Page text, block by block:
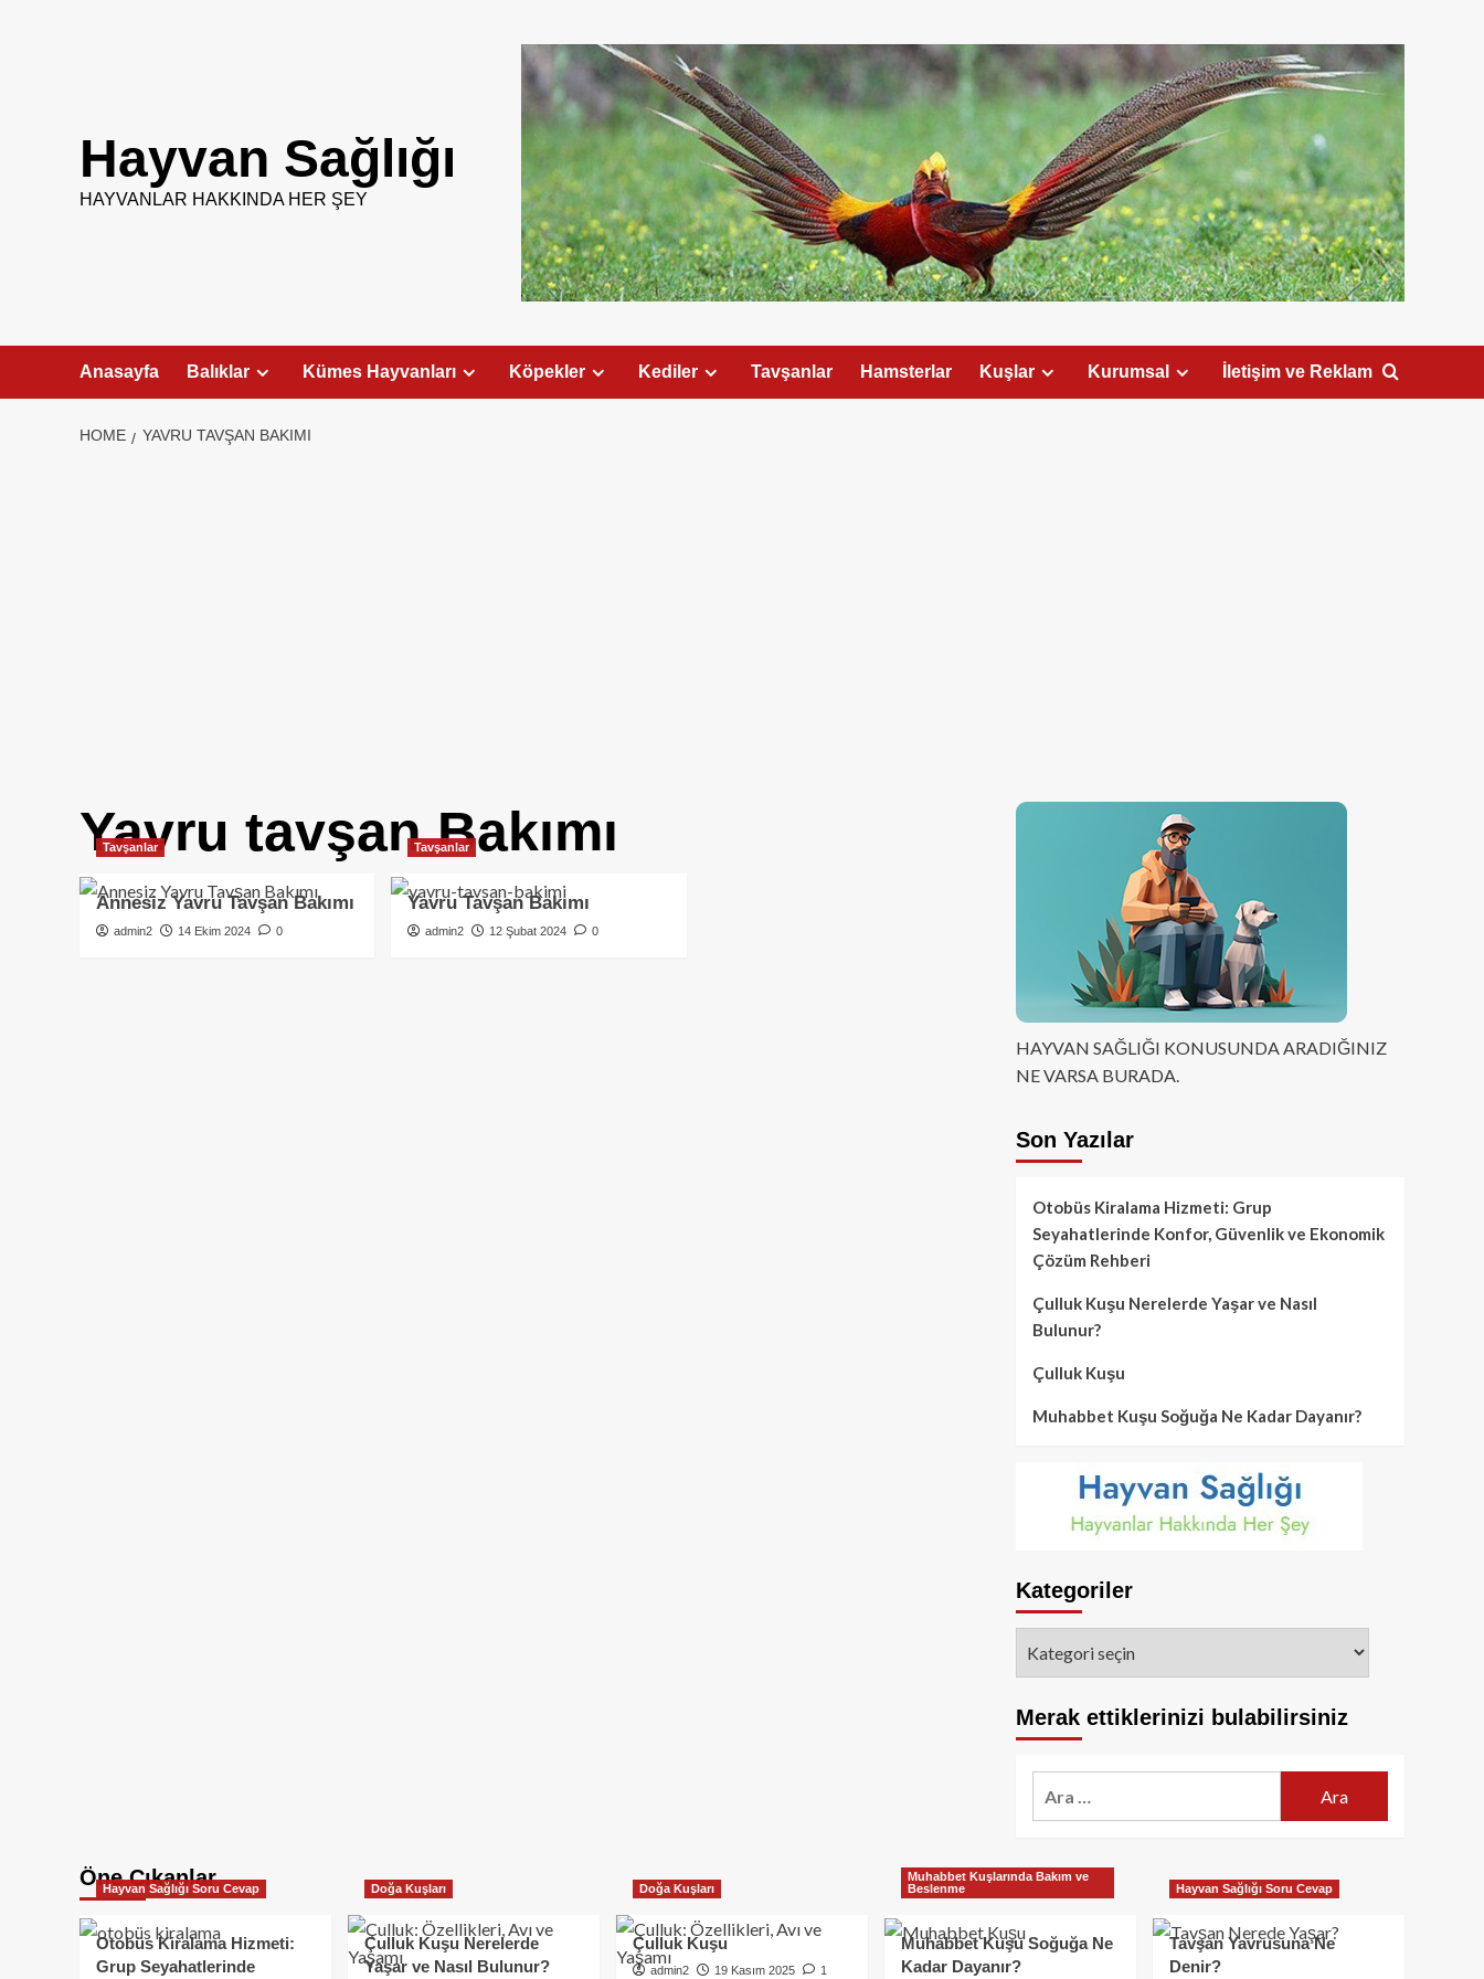
Hayvan Sağlığı
HAYVANLAR HAKKINDA HER ŞEY
Anasayfa Balıklar Kümes Hayvanları Köpekler Kediler Tavşanlar Hamsterlar Kuşlar Kurumsal İletişim ve Reklam
HOME YAVRU TAVŞAN BAKIMI
Yavru tavşan Bakımı
Tavşanlar
Annesiz Yavru Tavşan Bakımı
admin2 14 Ekim 2024 0
Tavşanlar
Yavru Tavşan Bakımı
admin2 12 Şubat 2024 0
HAYVAN SAĞLIĞI KONUSUNDA ARADIĞINIZ
NE VARSA BURADA.
Son Yazılar
Otobüs Kiralama Hizmeti: Grup
Seyahatlerinde Konfor, Güvenlik ve Ekonomik
Çözüm Rehberi
Çulluk Kuşu Nerelerde Yaşar ve Nasıl
Bulunur?
Çulluk Kuşu
Muhabbet Kuşu Soğuğa Ne Kadar Dayanır?
Kategoriler
Merak ettiklerinizi bulabilirsiniz
Öne Çıkanlar
Hayvan Sağlığı Soru Cevap
Otobüs Kiralama Hizmeti:
Grup Seyahatlerinde
Doğa Kuşları
Çulluk Kuşu Nerelerde
Yaşar ve Nasıl Bulunur?
Doğa Kuşları
Çulluk Kuşu
admin2 19 Kasım 2025 1
Muhabbet Kuşlarında Bakım ve
Beslenme
Muhabbet Kuşu Soğuğa Ne
Kadar Dayanır?
Hayvan Sağlığı Soru Cevap
Tavşan Yavrusuna Ne
Denir?